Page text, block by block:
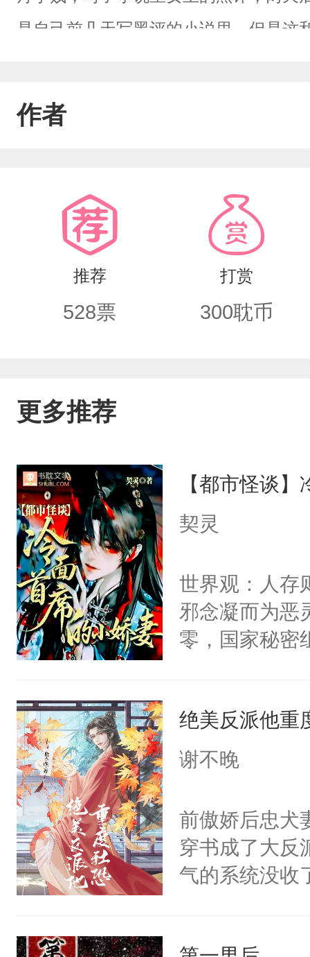
是自己前几天写黑评的小说里，但是
情的走向越走越偏，真是离离原上谱
作者
推荐
528票
打赏
300耽币
更多推荐
【都市怪谈
契灵
世界观：人存
邪念凝而为恶
零，国家秘密
子嗣）。盘龙
孤独成性，被
嘴硬心软、宠
他才发现：他
氓，本体是全
来想逗逗人
本来只想成家
绝美反派他重
谢不晚
前傲娇后忠犬
穿书成了大反
气的系统没收